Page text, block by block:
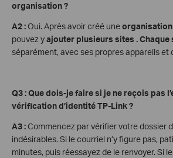
organisation ?
A2 :Oui. Après avoir créé uneorganisation
pouvez yajouter plusieurs sites . Chaque
séparément, avec ses propres appareils et
Q3 : Que dois-je faire si je ne reçois pas
vérification d’identité TP-Link ?
A3 :Commencez par vérifier votre dossier
indésirables. Si le courriel n’y figure pas,
minutes, puis réessayez de le renvoyer. Si